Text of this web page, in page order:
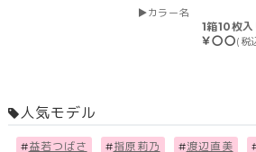
カラー名
1箱10枚入
￥〇〇(税
人気モデル
#益若つばさ #指原莉乃 #渡辺直美